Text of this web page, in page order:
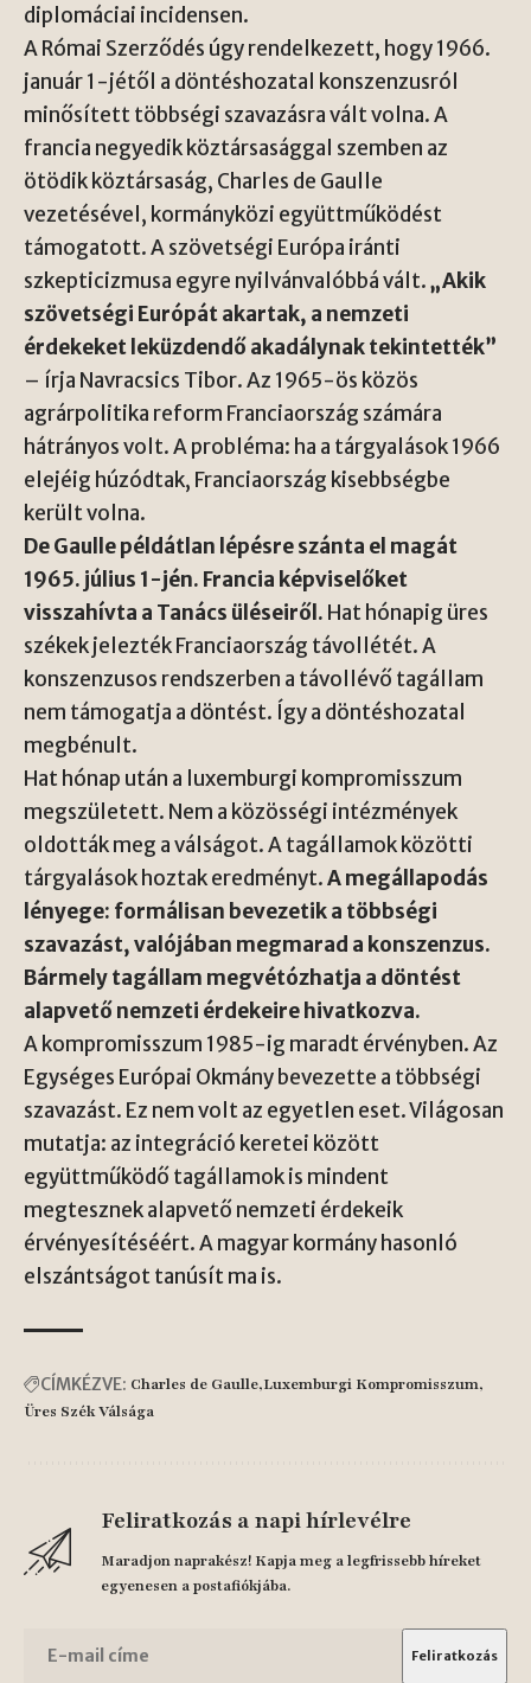
diplomáciai incidensen.
A Római Szerződés úgy rendelkezett, hogy 1966.
január 1-jétől a döntéshozatal konszenzusról
minősített többségi szavazásra vált volna. A
francia negyedik köztársasággal szemben az
ötödik köztársaság, Charles de Gaulle
vezetésével, kormányközi együttműködést
támogatott. A szövetségi Európa iránti
szkepticizmusa egyre nyilvánvalóbbá vált.„Akik
szövetségi Európát akartak, a nemzeti
érdekeket leküzdendő akadálynak tekintették”
– írja Navracsics Tibor. Az 1965-ös közös
agrárpolitika reform Franciaország számára
hátrányos volt. A probléma: ha a tárgyalások 1966
elejéig húzódtak, Franciaország kisebbségbe
került volna.
De Gaulle példátlan lépésre szánta el magát
1965. július 1-jén. Francia képviselőket
visszahívta a Tanács üléseiről. Hat hónapig üres
székek jelezték Franciaország távollétét. A
konszenzusos rendszerben a távollévő tagállam
nem támogatja a döntést. Így a döntéshozatal
megbénult.
Hat hónap után a luxemburgi kompromisszum
megszületett. Nem a közösségi intézmények
oldották meg a válságot. A tagállamok közötti
tárgyalások hoztak eredményt.A megállapodás
lényege: formálisan bevezetik a többségi
szavazást, valójában megmarad a konszenzus.
Bármely tagállam megvétózhatja a döntést
alapvető nemzeti érdekeire hivatkozva.
A kompromisszum 1985-ig maradt érvényben. Az
Egységes Európai Okmány bevezette a többségi
szavazást. Ez nem volt az egyetlen eset. Világosan
mutatja: az integráció keretei között
együttműködő tagállamok is mindent
megtesznek alapvető nemzeti érdekeik
érvényesítéséért. A magyar kormány hasonló
elszántságot tanúsít ma is.
CÍMKÉZVE: Charles de Gaulle Luxemburgi Kompromisszum
Üres Szék Válsága
Feliratkozás a napi hírlevélre
Maradjon naprakész! Kapja meg a legfrissebb híreket
egyenesen a postafiókjába.